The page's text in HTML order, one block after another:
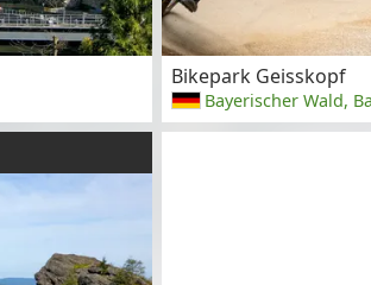
Bikepark Geisskopf
Bayerischer Wald,